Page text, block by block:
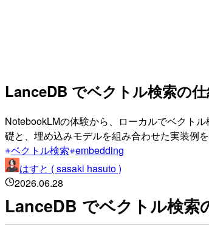
LanceDB でベクトル検索の
NotebookLMの体験から、ローカルでベクト
礎と、埋め込みモデルを組み合わせた実装例を
ベクトル検索 embedding
はすと ( sasaki hasuto )
2026.06.28
LanceDB でベクトル検索